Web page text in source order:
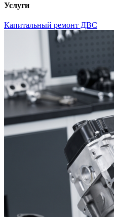
Услуги
Капитальный ремонт ДВС